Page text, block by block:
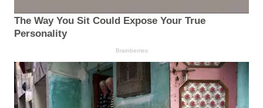
The Way You Sit Could Expose Your True
Personality
Brainberries